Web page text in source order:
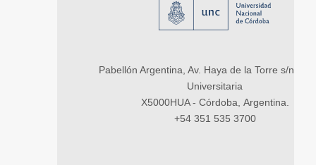
Pabellón Argentina, Av. Haya de la Torre s/n,
Universitaria
X5000HUA - Córdoba, Argentina.
+54 351 535 3700